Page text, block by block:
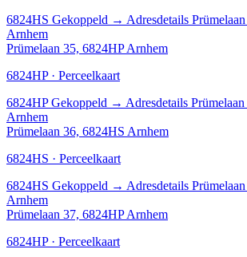
6824HS Gekoppeld → Adresdetails
Arnhem
Prümelaan 35, 6824HP Arnhem
6824HP · Perceelkaart
6824HP Gekoppeld → Adresdetails
Arnhem
Prümelaan 36, 6824HS Arnhem
6824HS · Perceelkaart
6824HS Gekoppeld → Adresdetails
Arnhem
Prümelaan 37, 6824HP Arnhem
6824HP · Perceelkaart